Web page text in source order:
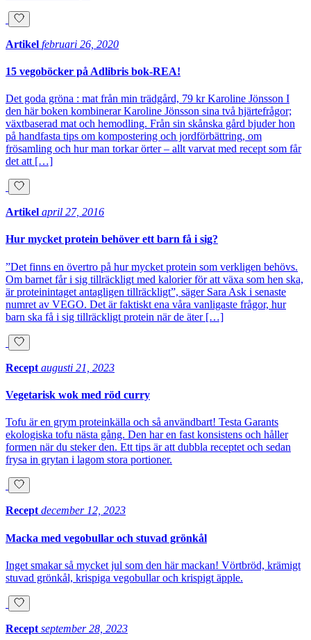
Artikel februari 26, 2020
15 vegoböcker på Adlibris bok-REA!
Det goda gröna : mat från min trädgård, 79 kr Karoline Jönsson I
den här boken kombinerar Karoline Jönsson sina två hjärtefrågor;
växtbaserad mat och hemodling. Från sin skånska gård bjuder hon
på handfasta tips om kompostering och jordförbättring, om
frösamling och hur man torkar örter – allt varvat med recept som får
det att […]
Artikel april 27, 2016
Hur mycket protein behöver ett barn få i sig?
”Det finns en övertro på hur mycket protein som verkligen behövs.
Om barnet får i sig tillräckligt med kalorier för att växa som hen ska,
är proteinintaget antagligen tillräckligt”, säger Sara Ask i senaste
numret av VEGO. Det är faktiskt ena våra vanligaste frågor, hur
barn ska få i sig tillräckligt protein när de äter […]
Recept augusti 21, 2023
Vegetarisk wok med röd curry
Tofu är en grym proteinkälla och så användbart! Testa Garants
ekologiska tofu nästa gång. Den har en fast konsistens och håller
formen när du steker den. Ett tips är att dubbla receptet och sedan
frysa in grytan i lagom stora portioner.
Recept december 12, 2023
Macka med vegobullar och stuvad grönkål
Inget smakar så mycket jul som den här mackan! Vörtbröd, krämigt
stuvad grönkål, krispiga vegobullar och krispigt äpple.
Recept september 28, 2023